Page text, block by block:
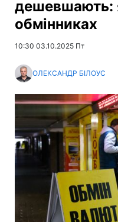
дешевшають:
обмінниках
10:30 03.10.2025 Пт
ОЛЕКСАНДР БІЛОУС